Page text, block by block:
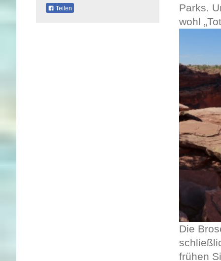
Parks.
wohl
Die
frühen
Teilen